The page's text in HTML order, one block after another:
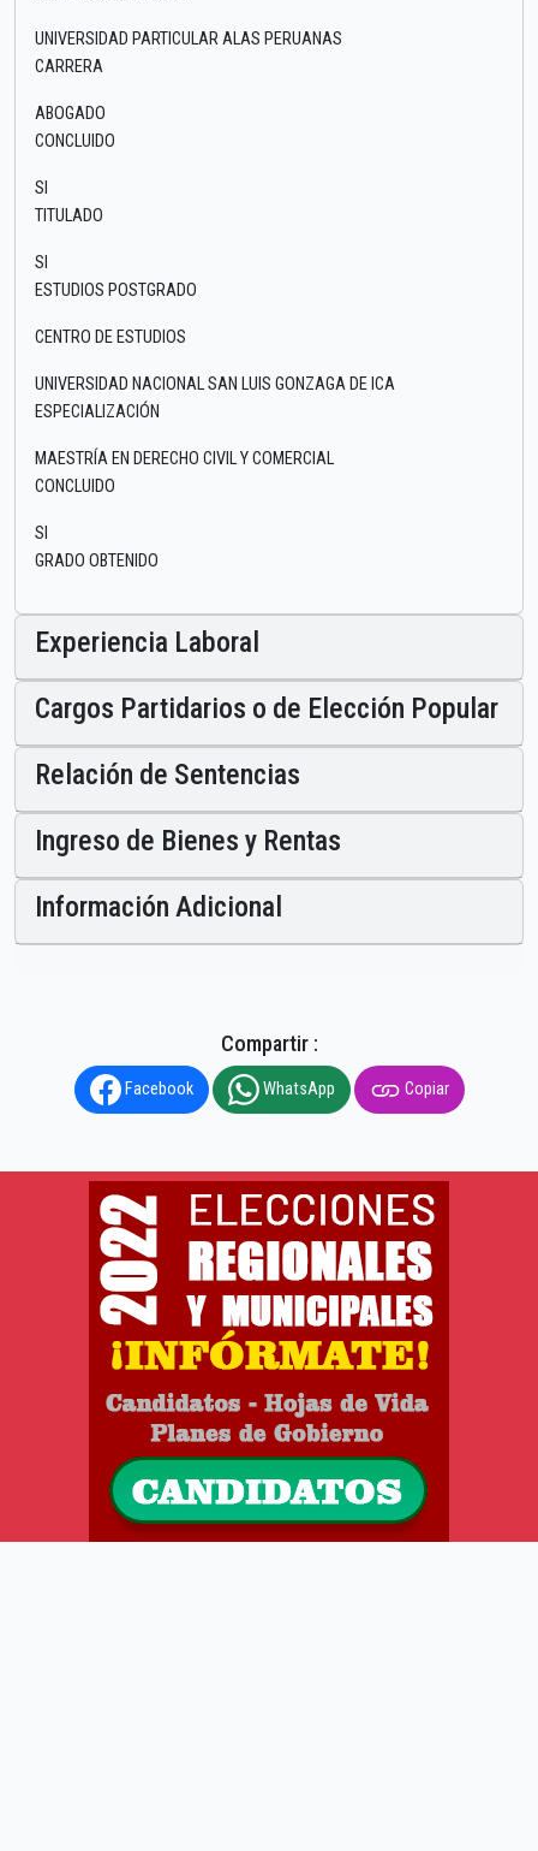
UNIVERSIDAD PARTICULAR ALAS PERUANAS
CARRERA
ABOGADO
CONCLUIDO
SI
TITULADO
SI
ESTUDIOS POSTGRADO
CENTRO DE ESTUDIOS
UNIVERSIDAD NACIONAL SAN LUIS GONZAGA DE ICA
ESPECIALIZACIÓN
MAESTRÍA EN DERECHO CIVIL Y COMERCIAL
CONCLUIDO
SI
GRADO OBTENIDO
Experiencia Laboral
Cargos Partidarios o de Elección Popular
Relación de Sentencias
Ingreso de Bienes y Rentas
Información Adicional
Compartir :
Facebook WhatsApp Copiar